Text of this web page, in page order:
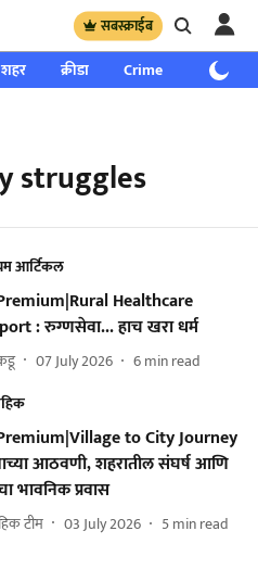
सबस्क्राईब
शहर क्रीडा Crime साप्ताहिक
struggles
आर्टिकल
Healthcare
: रुग्णसेवा... हाच खरा धर्म
07 July 2026 6min read
to City Journey
आठवणी, शहरातील संघर्ष आणि
भावनिक प्रवास
टीम 03 July 2026 5min read